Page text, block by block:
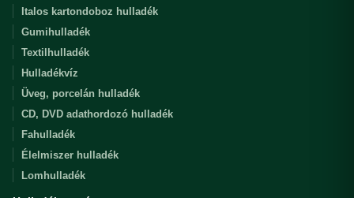
Italos kartondoboz hulladék
Gumihulladék
Textilhulladék
Hulladékvíz
Üveg, porcelán hulladék
CD, DVD adathordozó hulladék
Fahulladék
Élelmiszer hulladék
Lomhulladék